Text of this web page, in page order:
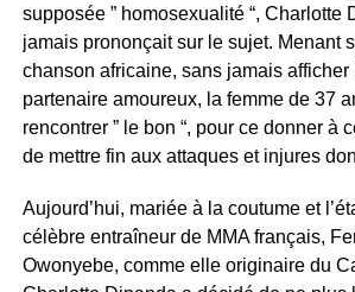
supposée ” homosexualité “, Charlotte
jamais prononçait sur le sujet. Menant
chanson africaine, sans jamais afficher
partenaire amoureux, la femme de 37
rencontrer ” le bon “, pour ce donner à
de mettre fin aux attaques et injures
Aujourd’hui, mariée à la coutume et
célèbre entraîneur de MMA français,
Owonyebe, comme elle originaire du